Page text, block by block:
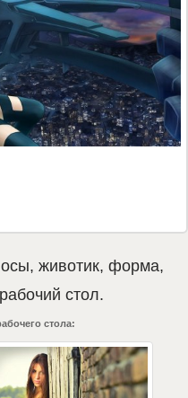
, животик, форма,
стол.
стола: